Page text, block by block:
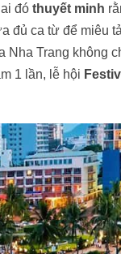
Ninh
đó thuyết minh
đủ ca từ để miêu
Nha Trang không
1 lần, lễ hội